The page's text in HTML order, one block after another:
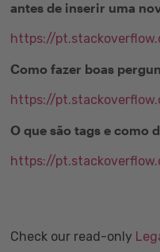
antes de inserir uma
https://
Como fazer boas
https://
O que são tags e como
https://
Check our read-only